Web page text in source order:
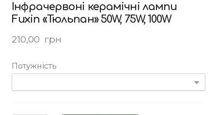
Інфрачервоні керамічні лампи
Fuxin «Тюльпан» 50W, 75W, 100W
210,00  грн
Потужність